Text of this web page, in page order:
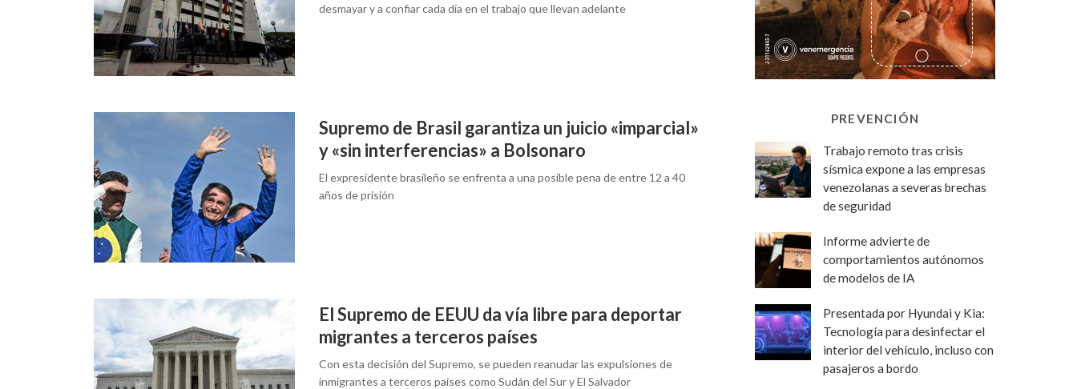
desmayar y a confiar cada día en el trabajo que llevan adelante
Supremo de Brasil garantiza un juicio «imparcial»
y «sin interferencias» a Bolsonaro
El expresidente brasileño se enfrenta a una posible pena de entre 12 a 40
años de prisión
El Supremo de EEUU da vía libre para deportar
migrantes a terceros países
Con esta decisión del Supremo, se pueden reanudar las expulsiones de
inmigrantes a terceros países como Sudán del Sur y El Salvador
PREVENCIÓN
Trabajo remoto tras crisis
sísmica expone a las empresas
venezolanas a severas brechas
de seguridad
Informe advierte de
comportamientos autónomos
de modelos de IA
Presentada por Hyundai y Kia:
Tecnología para desinfectar el
interior del vehículo, incluso con
pasajeros a bordo